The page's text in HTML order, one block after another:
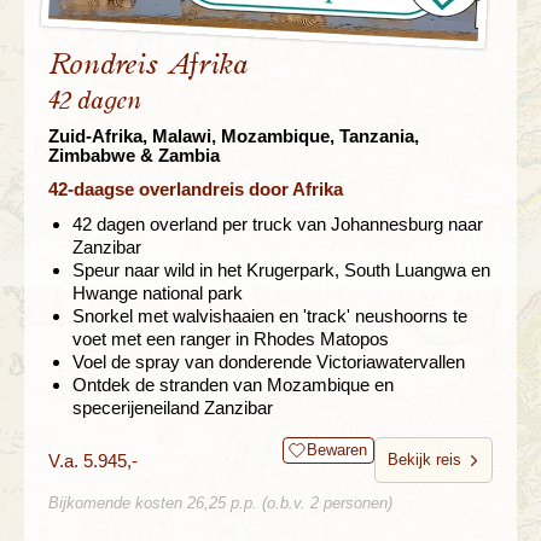
Rondreis Afrika
42 dagen
Zuid-Afrika, Malawi, Mozambique, Tanzania,
Zimbabwe & Zambia
42-daagse overlandreis door Afrika
42 dagen overland per truck van Johannesburg naar
Zanzibar
Speur naar wild in het Krugerpark, South Luangwa en
Hwange national park
Snorkel met walvishaaien en 'track' neushoorns te
voet met een ranger in Rhodes Matopos
Voel de spray van donderende Victoriawatervallen
Ontdek de stranden van Mozambique en
specerijeneiland Zanzibar
V.a. 5.945,- Bewaren
Bekijk reis
Bijkomende kosten 26,25 p.p. (o.b.v. 2 personen)